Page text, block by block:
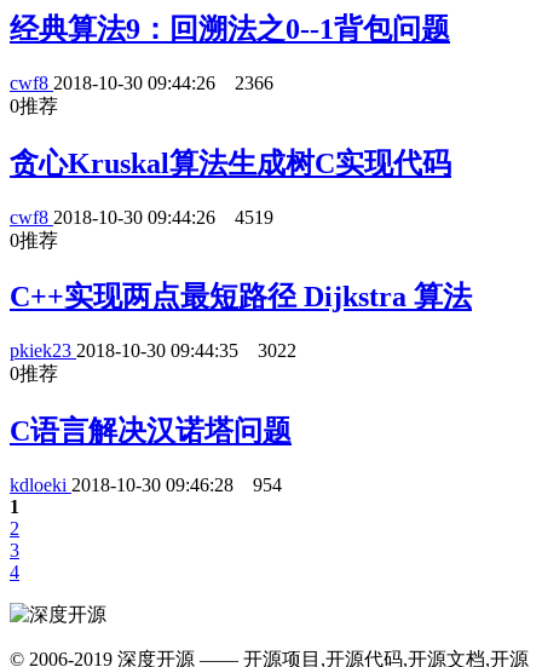
经典算法9：回溯法之0--1背包问题
cwf8 2018-10-30 09:44:26
2366
0推荐
贪心Kruskal算法生成树C实现代码
cwf8 2018-10-30 09:44:26
4519
0推荐
C++实现两点最短路径 Dijkstra 算法
pkiek23 2018-10-30 09:44:35
3022
0推荐
C语言解决汉诺塔问题
kdloeki 2018-10-30 09:46:28
954
1
2
3
4
© 2006-2019 深度开源 —— 开源项目,开源代码,开源文档,开源